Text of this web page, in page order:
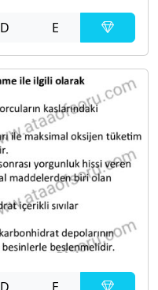
D E